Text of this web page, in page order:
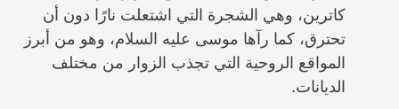
كاترين، وهي الشجرة التي اشتعلت نارًا دون أن
تحترق، كما رآها موسى عليه السلام، وهو من أبرز
المواقع الروحية التي تجذب الزوار من مختلف
الديانات.